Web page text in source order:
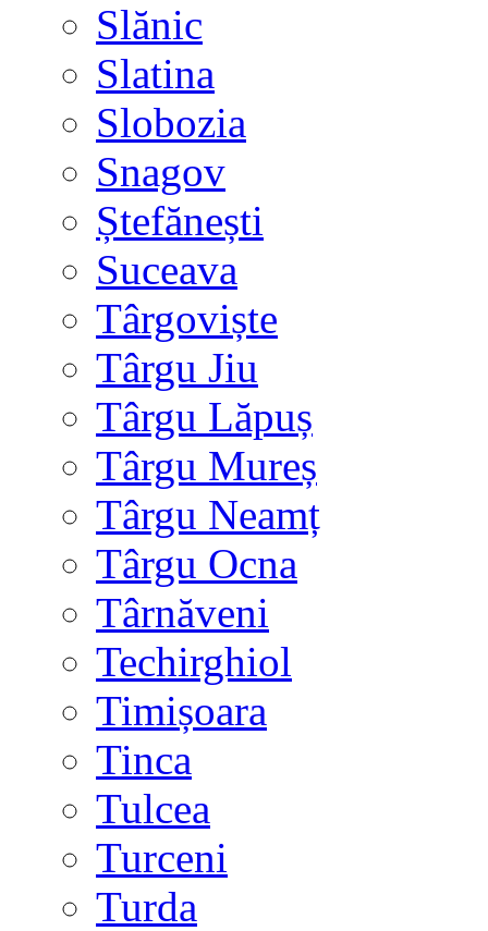
Slănic
Slatina
Slobozia
Snagov
Ștefănești
Suceava
Târgoviște
Târgu Jiu
Târgu Lăpuș
Târgu Mureș
Târgu Neamț
Târgu Ocna
Târnăveni
Techirghiol
Timișoara
Tinca
Tulcea
Turceni
Turda